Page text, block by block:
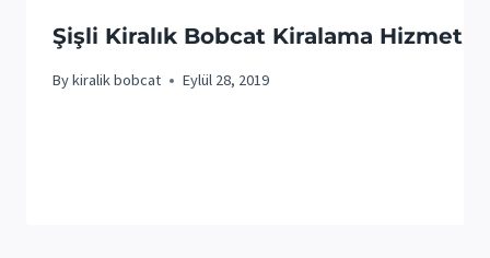
Şişli Kiralık Bobcat Kiralama Hizmeti
Bykiralik bobcat Eylül 28, 2019